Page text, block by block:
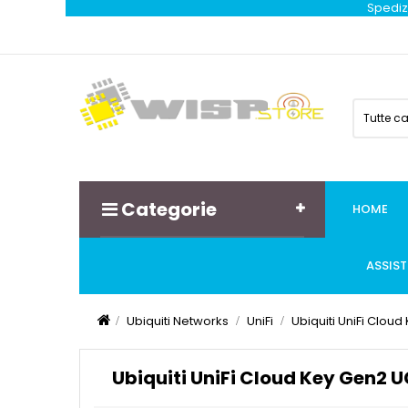
Tutte
Categorie HOME
Ubiquiti Networks UniFi Ubiquiti UniFi Cloud
Ubiquiti UniFi Cloud Key Gen2